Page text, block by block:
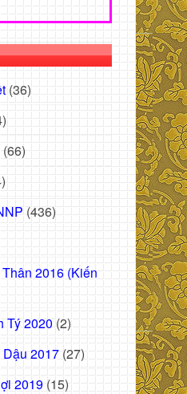
(36)
(66)
(436)
2016 (Kiến
Tý 2020 (2)
2017 (27)
2019 (15)